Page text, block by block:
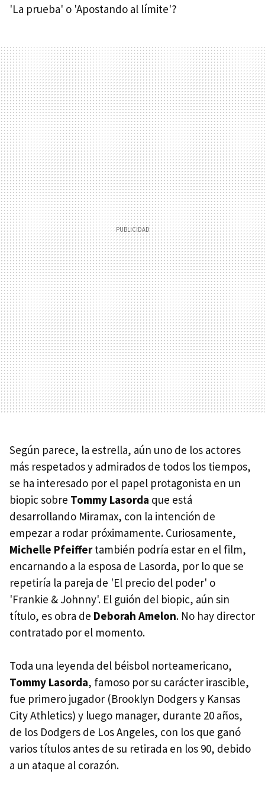
'La prueba' o 'Apostando al límite'?
Según parece, la estrella, aún uno de los actores
más respetados y admirados de todos los tiempos,
se ha interesado por el papel protagonista en un
biopic sobre Tommy Lasorda que está
desarrollando Miramax, con la intención de
empezar a rodar próximamente. Curiosamente,
Michelle Pfeiffertambién podría estar en el film,
encarnando a la esposa de Lasorda, por lo que se
repetiría la pareja de 'El precio del poder' o
'Frankie & Johnny'. El guión del biopic, aún sin
título, es obra de Deborah Amelon. No hay director
contratado por el momento.
Toda una leyenda del béisbol norteamericano,
Tommy Lasorda, famoso por su carácter irascible,
fue primero jugador (Brooklyn Dodgers y Kansas
City Athletics) y luego manager, durante 20 años,
de los Dodgers de Los Angeles, con los que ganó
varios títulos antes de su retirada en los 90, debido
a un ataque al corazón.